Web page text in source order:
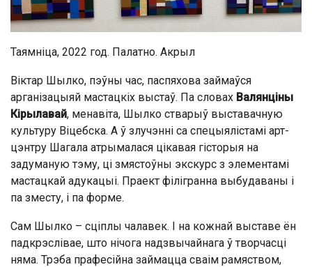
Таямніца, 2022 год. Палатно. Акрыл
Віктар Шылко, пэўны час, паспяхова займаўся
арганізацыяй мастацкіх выстаў. Па словах Валянціны
Кірылавай, менавіта, Шылко стварыў выставачную
культуру Віцебска. А ў злучэнні са спецыялістамі арт-
цэнтру Шагала атрымалася цікавая гісторыя на
задуманую тэму, ці змястоўны экскурс з элементамі
мастацкай адукацыі. Праект філігранна выбудаваны і
па зместу, і па форме.
Сам Шылко – сціплы чалавек. І на кожнай выставе ён
падкрэслівае, што нічога надзвычайнага ў творчасці
няма. Трэба прафесійна займацца сваім рамяством,